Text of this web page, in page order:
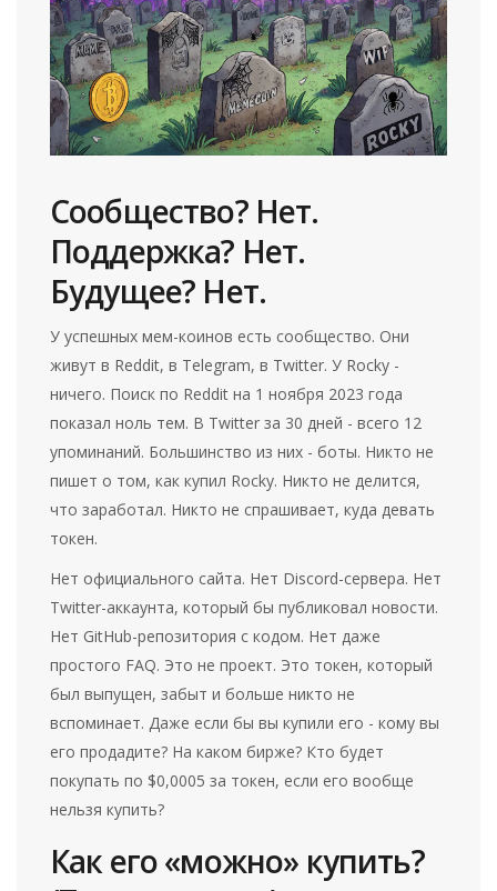
Сообщество? Нет.
Поддержка? Нет.
Будущее? Нет.
У успешных мем-коинов есть сообщество. Они
живут в Reddit, в Telegram, в Twitter. У Rocky -
ничего. Поиск по Reddit на 1 ноября 2023 года
показал ноль тем. В Twitter за 30 дней - всего 12
упоминаний. Большинство из них - боты. Никто не
пишет о том, как купил Rocky. Никто не делится,
что заработал. Никто не спрашивает, куда девать
токен.
Нет официального сайта. Нет Discord-сервера. Нет
Twitter-аккаунта, который бы публиковал новости.
Нет GitHub-репозитория с кодом. Нет даже
простого FAQ. Это не проект. Это токен, который
был выпущен, забыт и больше никто не
вспоминает. Даже если бы вы купили его - кому вы
его продадите? На каком бирже? Кто будет
покупать по $0,0005 за токен, если его вообще
нельзя купить?
Как его «можно» купить?